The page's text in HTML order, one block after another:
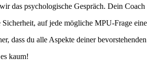
das psychologische Gespräch. Dein
auf jede mögliche MPU-Frage
dass du alle Aspekte deiner
kaum!